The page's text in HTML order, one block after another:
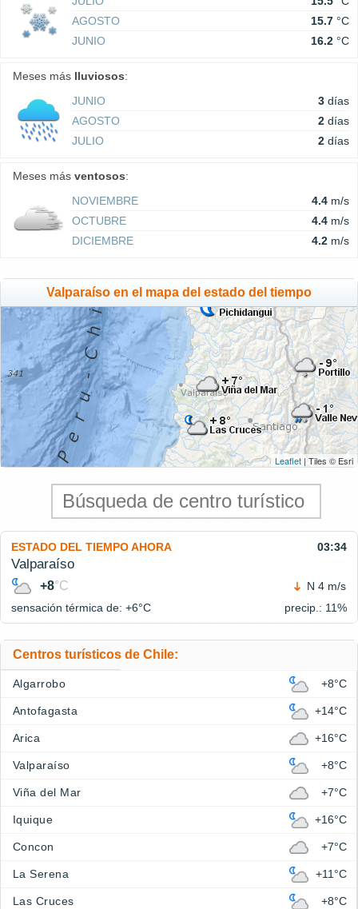
AGOSTO
15.7 °C
JUNIO
16.2 °C
Meses más lluviosos:
JUNIO
3 días
AGOSTO
2 días
JULIO
2 días
Meses más ventosos:
NOVIEMBRE
4.4 m/s
OCTUBRE
4.4 m/s
DICIEMBRE
4.2 m/s
Valparaíso en el mapa del estado del tiempo
Leaflet | Tiles © Esri
ESTADO DEL TIEMPO AHORA 03:34
Valparaíso
+8°C
N 4 m/s
sensación térmica de: +6°C precip.: 11%
Centros turísticos de Chile:
Algarrobo +8°C
Antofagasta +14°C
Arica +16°C
Valparaíso +8°C
Viña del Mar +7°C
Iquique +16°C
Concon +7°C
La Serena +11°C
Las Cruces +8°C